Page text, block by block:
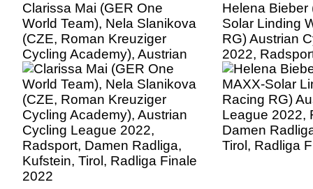
Clarissa Mai (GER One
World Team), Nela Slanikova
(CZE, Roman Kreuziger
Cycling Academy), Austrian
Cycling League 2022,
Radsport, Damen Radliga,
Kufstein, Tirol, Radliga Finale
2022
Helena Bieber
Solar Linding
RG) Austrian
2022,
Radliga,
Radliga Finale